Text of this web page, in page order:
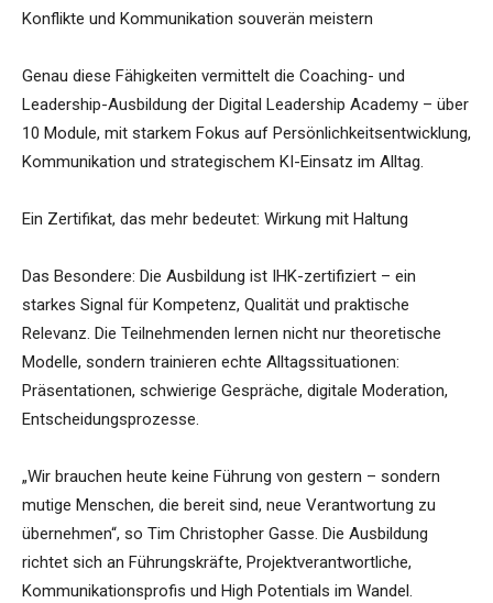
Konflikte und Kommunikation souverän meistern
Genau diese Fähigkeiten vermittelt die Coaching- und
Leadership-Ausbildung der Digital Leadership Academy – über
10 Module, mit starkem Fokus auf Persönlichkeitsentwicklung,
Kommunikation und strategischem KI-Einsatz im Alltag.
Ein Zertifikat, das mehr bedeutet: Wirkung mit Haltung
Das Besondere: Die Ausbildung ist IHK-zertifiziert – ein
starkes Signal für Kompetenz, Qualität und praktische
Relevanz. Die Teilnehmenden lernen nicht nur theoretische
Modelle, sondern trainieren echte Alltagssituationen:
Präsentationen, schwierige Gespräche, digitale Moderation,
Entscheidungsprozesse.
„Wir brauchen heute keine Führung von gestern – sondern
mutige Menschen, die bereit sind, neue Verantwortung zu
übernehmen“, so Tim Christopher Gasse. Die Ausbildung
richtet sich an Führungskräfte, Projektverantwortliche,
Kommunikationsprofis und High Potentials im Wandel.